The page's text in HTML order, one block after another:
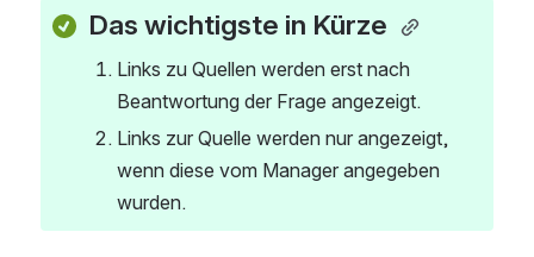
Das wichtigste in Kürze
Links zu Quellen werden erst nach
Beantwortung der Frage angezeigt.
Links zur Quelle werden nur angezeigt,
wenn diese vom Manager angegeben
wurden.